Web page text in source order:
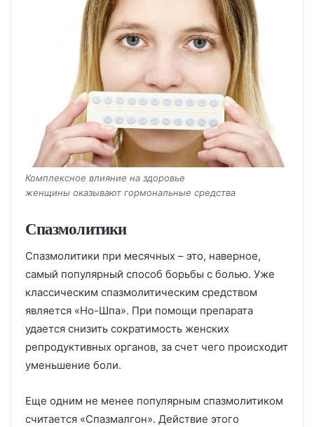
Комплексное влияние на здоровье
женщины оказывают гормональные средства
Спазмолитики
Спазмолитики при месячных – это, наверное,
самый популярный способ борьбы с болью. Уже
классическим спазмолитическим средством
является «Но-Шпа». При помощи препарата
удается снизить сократимость женских
репродуктивных органов, за счет чего происходит
уменьшение боли.
Еще одним не менее популярным спазмолитиком
считается «Спазмалгон». Действие этого